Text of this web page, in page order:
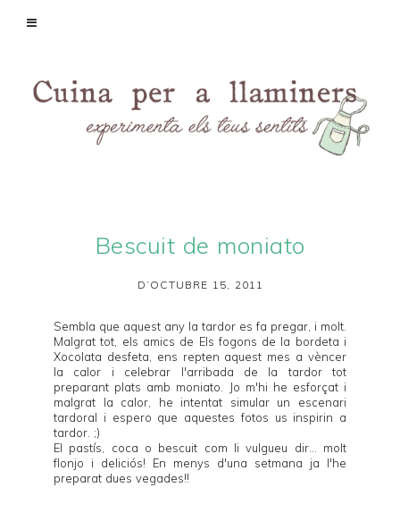
Bescuit de moniato
D’OCTUBRE 15, 2011
Sembla que aquest any la tardor es fa pregar, i molt.
Malgrat tot, els amics de Els fogons de la bordeta i
Xocolata desfeta , ens repten aquest mes a vèncer
la calor i celebrar l'arribada de la tardor tot
preparant plats amb moniato. Jo m'hi he esforçat i
malgrat la calor, he intentat simular un escenari
tardoral i espero que aquestes fotos us inspirin a
tardor. ;)
El pastís, coca o bescuit com li vulgueu dir... molt
flonjo i deliciós! En menys d'una setmana ja l'he
preparat dues vegades!!